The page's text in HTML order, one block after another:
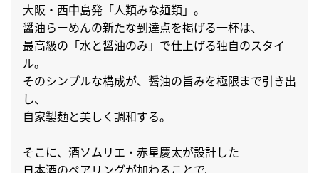
大阪・西中島発「人類みな麺類」。
醤油らーめんの新たな到達点を掲げる一杯は、
最高級の「水と醤油のみ」で仕上げる独自のスタイ
ル。
そのシンプルな構成が、醤油の旨みを極限まで引き出
し、
自家製麺と美しく調和する。
そこに、酒ソムリエ・赤星慶太が設計した
日本酒のペアリングが加わることで、